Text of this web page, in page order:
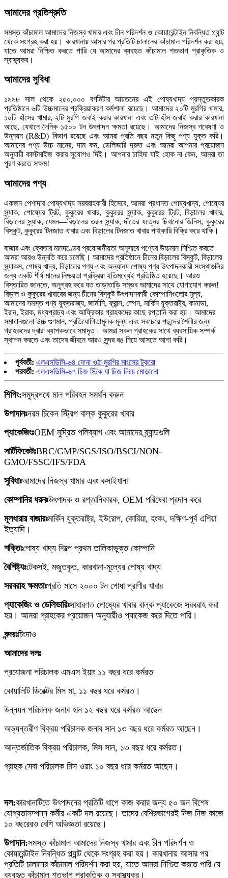
আমাদের প্রতিশ্রুতি
সমস্ত কাঁচামাল আমাদের নিজস্ব খামার এবং চীন পরিদর্শন ও কোয়ারেন্টাইন নিবন্ধিত প্ল্যান্ট
থেকে সংগ্রহ করা হয়। কারখানায় আসার পর প্রতিটি চালানের কাঁচামাল পরিদর্শন করা হয়,
যাতে আমরা নিশ্চিত করতে পারি যে আমাদের ব্যবহৃত কাঁচামাল শতভাগ প্রাকৃতিক ও
স্বাস্থ্যকর।
আমাদের সুবিধা
১৯৯৮ সাল থেকে ২৫০,০০০ বর্গমিটার আয়তনের এই পোষ্যখাদ্য প্রস্তুতকারক
প্রতিষ্ঠানে ৬টি উচ্চমানের প্রক্রিয়াকরণ কর্মশালা রয়েছে। আমাদের ২০টি মুরগির খামার,
১০টি হাঁসের খামার, ২টি মুরগি জবাই করার কারখানা এবং ৩টি হাঁস জবাই করার কারখানা
আছে, যেখানে দৈনিক ১৫০০ টন উৎপাদন ক্ষমতা রয়েছে। আমাদের নিজস্ব গবেষণা ও
উন্নয়ন (R&D) বিভাগ রয়েছে এবং আমরা প্রতি বছর নতুন কিছু পণ্য যুক্ত করি।
আমাদের পণ্য উচ্চ মানের, দাম কম, ডেলিভারি দ্রুত এবং আমরা আপনার প্রয়োজন
অনুযায়ী কাস্টমাইজ করার সুযোগও দিই। আপনার চাহিদা যাই হোক না কেন, আমরা তা
পূরণ করতে সক্ষম!
আমাদের পণ্য
একজন পেশাদার পোষ্যখাদ্য সরবরাহকারী হিসেবে, আমরা প্রধানত পোষ্যখাদ্য, পোষ্যের
স্ন্যাক, পোষ্যের ট্রিট, কুকুরের খাবার, কুকুরের স্ন্যাক, কুকুরের ট্রিট, বিড়ালের খাবার,
বিড়ালের স্ন্যাক, যেমন—বিড়ালের তরল স্ন্যাক, দাঁতের যত্নের চিবানোর জিনিস, কুকুরের
বিস্কুট, কুকুরের টিনজাত খাবার এবং বিড়ালের টিনজাত খাবার পাইকারি বিক্রি করে থাকি।
বাজার এবং ক্রেতার মানদণ্ডের প্রয়োজনীয়তা অনুসারে পণ্যের উচ্চমান নিশ্চিত করতে
আমরা আরও উন্নতি করে চলেছি। আমাদের প্রতিষ্ঠানে চীনের বিড়ালের বিস্কুট, বিড়ালের
স্ন্যাকস, পোষ্য খাদ্য, বিড়ালের পণ্য এবং অন্যান্য পোষ্য পণ্য উৎপাদনকারী সংস্থাগুলির
জন্য একটি শীর্ষ মানের নিশ্চয়তা প্রক্রিয়া ইতিমধ্যেই প্রতিষ্ঠিত হয়েছে। আরও
বিস্তারিত জানতে, অনুগ্রহ করে যত তাড়াতাড়ি সম্ভব আমাদের সাথে যোগাযোগ করুন!
বিড়াল ও কুকুরের খাবারের জন্য চীনের বিস্কুট উৎপাদনকারী কোম্পানিগুলোর মূল্য,
আমাদের সমস্ত পণ্য যুক্তরাজ্য, জার্মানি, ফ্রান্স, স্পেন, মার্কিন যুক্তরাষ্ট্র, কানাডা,
ইরান, ইরাক, মধ্যপ্রাচ্য এবং আফ্রিকার গ্রাহকদের কাছে রপ্তানি করা হয়। আমাদের
সমাধানগুলো উচ্চ গুণমান, প্রতিযোগিতামূলক মূল্য এবং সবচেয়ে পছন্দের শৈলীর জন্য
গ্রাহকদের দ্বারা ব্যাপকভাবে সমাদৃত। আমরা সকল গ্রাহকের সাথে ব্যবসায়িক সম্পর্ক
স্থাপন করতে এবং তাদের জীবনে আরও সুন্দর রঙ নিয়ে আসতে আশা করি।
পূর্ববর্তী: এলএসডিসি-৬৪ ফেনা ওঠা মুরগির মাংসের টুকরো
পরবর্তী: এলএসডিসি-৬৭ চিজ স্টিক যা চিজ দিয়ে মোড়ানো
শিপিং:সমুদ্রপথে মাল পরিবহন সমর্থন করুন
উপাদানঃনরম চিকেন স্ট্রিপ বাল্ক কুকুরের খাবার
প্যাকেজিংঃOEM মুদ্রিত পলিব্যাগ এবং আমাদের ব্র্যান্ডগুলি
সার্টিফিকেটঃBRC/GMP/SGS/ISO/BSCI/NON-
GMO/FSSC/IFS/FDA
সুবিধাঃআমাদের নিজস্ব খামার এবং কসাইখানা
কোম্পানির ধরনঃউৎপাদক ও রপ্তানিকারক, OEM পরিষেবা প্রদান করে
মূলধারার বাজারঃমার্কিন যুক্তরাষ্ট্র, ইউরোপ, কোরিয়া, হংকং, দক্ষিণ-পূর্ব এশিয়া
ইত্যাদি।
শক্তিঃপোষ্য খাদ্য শিল্পে প্রথম তালিকাভুক্ত কোম্পানি
বৈশিষ্ট্যঃটেকসই, মজুতকৃত, কারখানা-মূল্যের পোষ্য খাদ্য
সরবরাহ ক্ষমতাঃপ্রতি মাসে ২০০০ টন পোষা প্রাণীর খাবার
প্যাকেজিং ও ডেলিভারিঃসাধারণত পোষ্যের খাবার বাল্ক প্যাকেজে সরবরাহ করা
হয়। আমরা গ্রাহকের প্রয়োজন অনুযায়ীও প্যাকেজ করে দিতে পারি।
বন্দরঃচিংদাও
আমাদের দলঃ
প্রযোজনা পরিচালক এমএস ইয়াং ১১ বছর ধরে কর্মরত
কোয়ালিটি ডিরেক্টর মিস মা, ১১ বছর ধরে কর্মরত।
উন্নয়ন পরিচালক জনাব হান ১২ বছর ধরে কর্মরত আছেন
অভ্যন্তরীণ বিক্রয় পরিচালক জনাব সান ১৩ বছর ধরে কর্মরত আছেন।
আন্তর্জাতিক বিক্রয় পরিচালক, মিস সান, ১৩ বছর ধরে কর্মরত।
গ্রাহক সেবা পরিচালক মিস ওয়াং ১০ বছর ধরে কর্মরত আছেন।
দল:কারখানাটিতে উৎপাদনের প্রতিটি ধাপে কাজ করার জন্য ৫০ জন বিশেষ
যোগ্যতাসম্পন্ন কর্মীর একটি দল রয়েছে। তাদের বেশিরভাগেরই নিজ নিজ কাজে
১০ বছরেরও বেশি অভিজ্ঞতা রয়েছে।
উপাদান:সমস্ত কাঁচামাল আমাদের নিজস্ব খামার এবং চীন পরিদর্শন ও
কোয়ারেন্টাইন নিবন্ধিত প্ল্যান্ট থেকে সংগ্রহ করা হয়। কারখানায় আসার পর
প্রতিটি চালানের কাঁচামাল পরিদর্শন করা হয়, যাতে আমরা নিশ্চিত করতে পারি যে
ব্যবহৃত কাঁচামাল শতভাগ প্রাকৃতিক ও স্বাস্থ্যকর।